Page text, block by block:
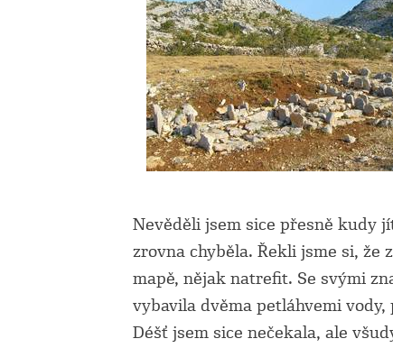
Nevěděli jsem sice přesně kudy
zrovna chyběla. Řekli jsme si, že
mapě, nějak natrefit. Se svými
vybavila dvěma petláhvemi
Déšť jsem sice nečekala, ale